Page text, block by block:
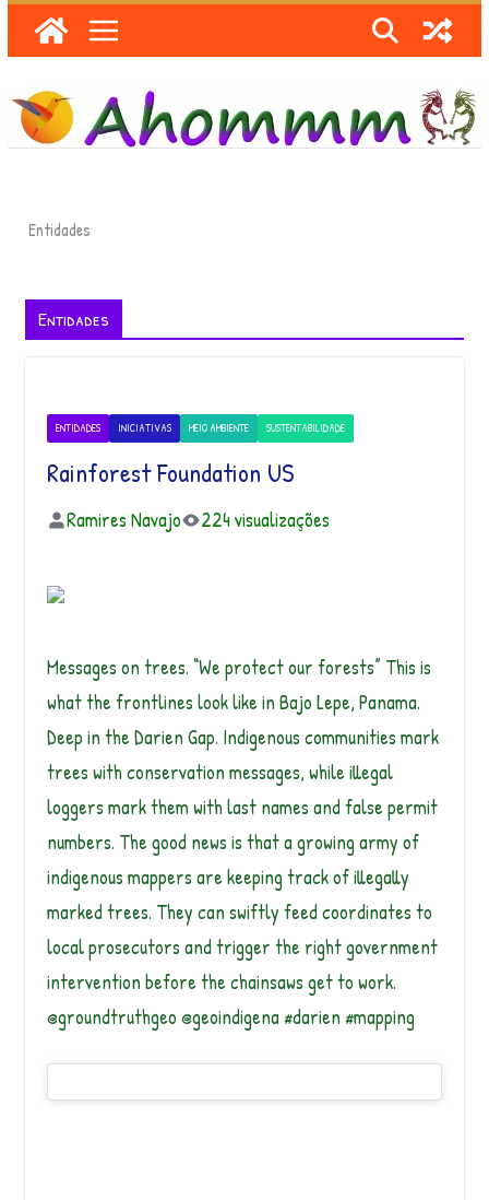
Skip
to
content
Entidades
Entidades
ENTIDADES INICIATIVAS MEIO AMBIENTE SUSTENTABILIDADE
Rainforest Foundation US
Ramires Navajo 224 visualizações
Messages on trees. “We protect our forests” This is
what the frontlines look like in Bajo Lepe, Panama.
Deep in the Darien Gap. Indigenous communities mark
trees with conservation messages, while illegal
loggers mark them with last names and false permit
numbers. The good news is that a growing army of
indigenous mappers are keeping track of illegally
marked trees. They can swiftly feed coordinates to
local prosecutors and trigger the right government
intervention before the chainsaws get to work.
@groundtruthgeo @geoindigena #darien #mapping